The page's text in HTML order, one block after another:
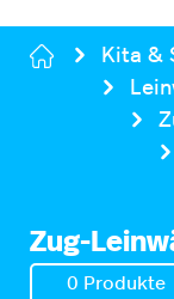
Kita &
Zug-
0 Produkte